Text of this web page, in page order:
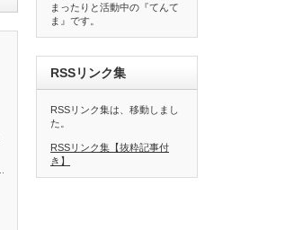
まったりと活動中の『てんて
ま』です。
RSSリンク集
RSSリンク集は、移動しまし
た。
RSSリンク集【抜粋記事付
き】